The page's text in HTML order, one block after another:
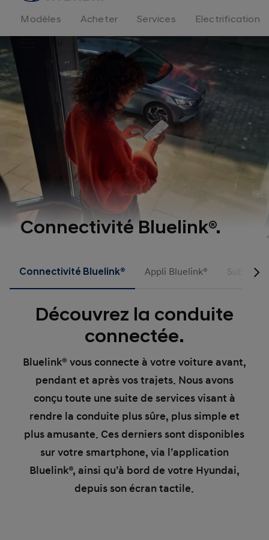
logo
Modèles Acheter Services
Electrification
Connectivité Bluelink®.
Connectivité Bluelink® Appli Bluelink®
Découvrez la conduite
connectée.
Bluelink® vous connecte à votre voiture avant,
pendant et après vos trajets. Nous avons
conçu toute une suite de services visant à
rendre la conduite plus sûre, plus simple et
plus amusante. Ces derniers sont disponibles
sur votre smartphone, via l’application
Bluelink®, ainsi qu’à bord de votre Hyundai,
depuis son écran tactile.